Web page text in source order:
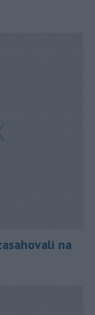
na